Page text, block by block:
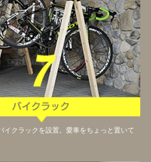
イクラックを設置。愛車をちょっと置いて